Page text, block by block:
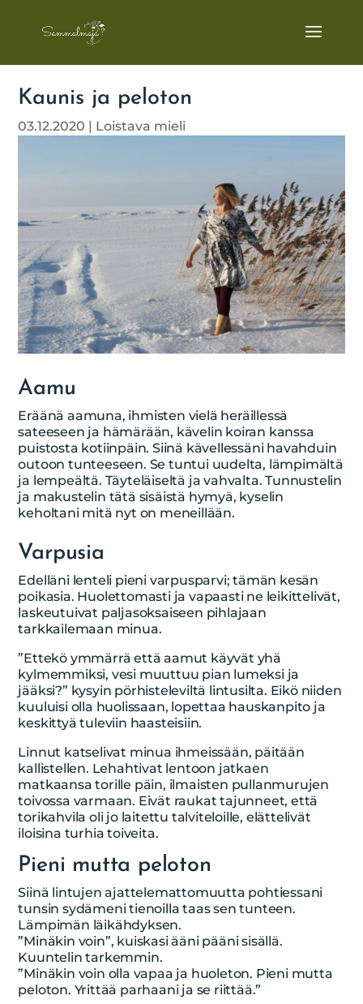
Kaunis ja peloton
03.12.2020 | Loistava mieli
Aamu
Eräänä aamuna, ihmisten vielä heräillessä
sateeseen ja hämärään, kävelin koiran kanssa
puistosta kotiinpäin. Siinä kävellessäni havahduin
outoon tunteeseen. Se tuntui uudelta, lämpimältä
ja lempeältä. Täyteläiseltä ja vahvalta. Tunnustelin
ja makustelin tätä sisäistä hymyä, kyselin
keholtani mitä nyt on meneillään.
Varpusia
Edelläni lenteli pieni varpusparvi; tämän kesän
poikasia. Huolettomasti ja vapaasti ne leikittelivät,
laskeutuivat paljasoksaiseen pihlajaan
tarkkailemaan minua.
”Ettekö ymmärrä että aamut käyvät yhä
kylmemmiksi, vesi muuttuu pian lumeksi ja
jääksi?” kysyin pörhisteleviltä lintusilta. Eikö niiden
kuuluisi olla huolissaan, lopettaa hauskanpito ja
keskittyä tuleviin haasteisiin.
Linnut katselivat minua ihmeissään, päitään
kallistellen. Lehahtivat lentoon jatkaen
matkaansa torille päin, ilmaisten pullanmurujen
toivossa varmaan. Eivät raukat tajunneet, että
torikahvila oli jo laitettu talviteloille, elättelivät
iloisina turhia toiveita.
Pieni mutta peloton
Siinä lintujen ajattelemattomuutta pohtiessani
tunsin sydämeni tienoilla taas sen tunteen.
Lämpimän läikähdyksen.
”Minäkin voin”, kuiskasi ääni pääni sisällä.
Kuuntelin tarkemmin.
”Minäkin voin olla vapaa ja huoleton. Pieni mutta
peloton. Yrittää parhaani ja se riittää.”